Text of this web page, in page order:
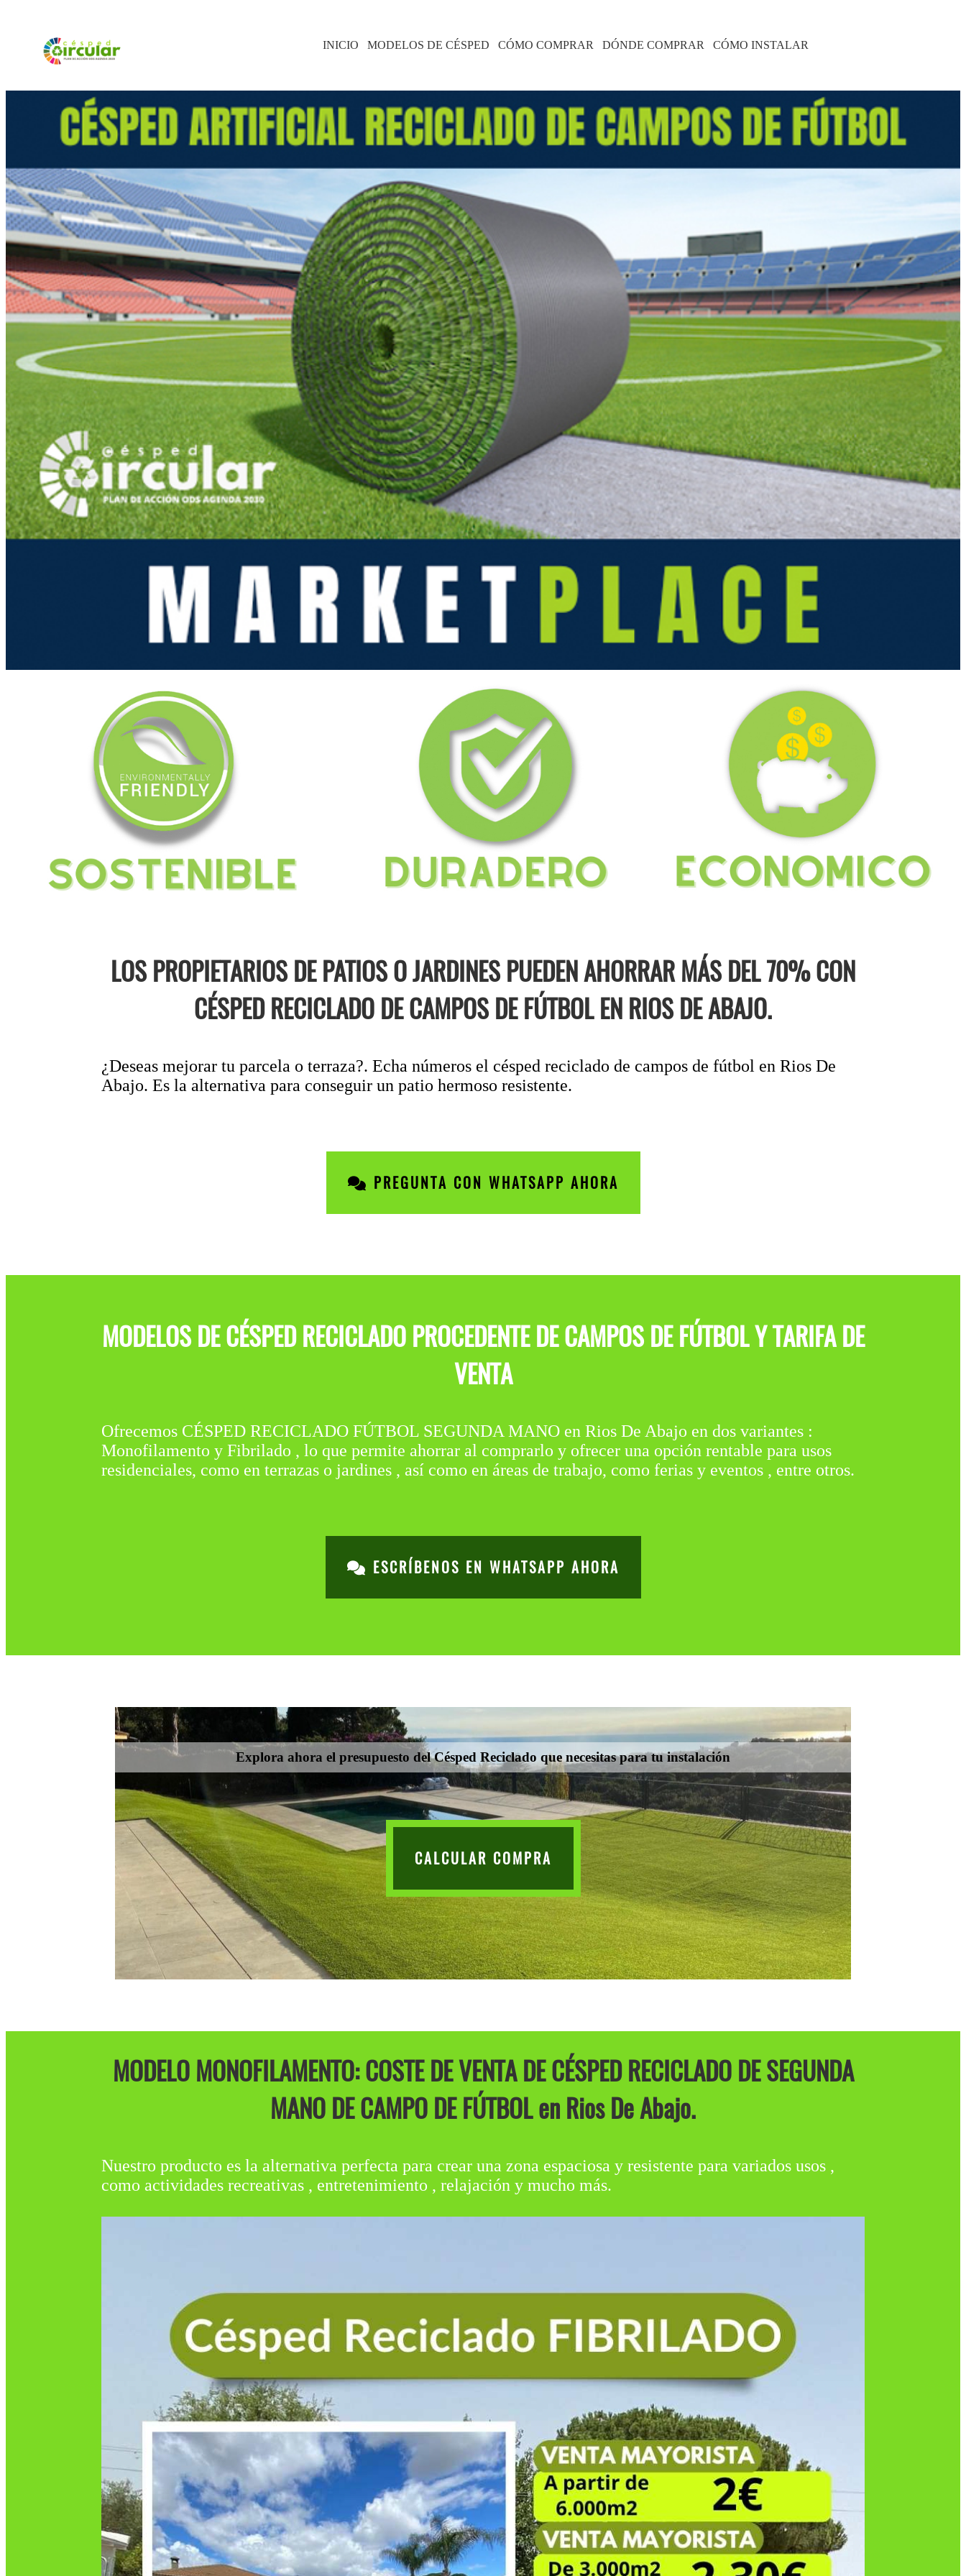
INICIO MODELOS DE CÉSPED CÓMO COMPRAR DÓNDE COMPRAR CÓMO INSTALAR
LOS PROPIETARIOS DE PATIOS O JARDINES PUEDEN AHORRAR MÁS DEL 70% CON
CÉSPED RECICLADO DE CAMPOS DE FÚTBOL EN RIOS DE ABAJO.
¿Deseas mejorar tu parcela o terraza?. Echa números el césped reciclado de campos de fútbol en Rios De
Abajo. Es la alternativa para conseguir un patio hermoso resistente.
PREGUNTA CON WHATSAPP AHORA
MODELOS DE CÉSPED RECICLADO PROCEDENTE DE CAMPOS DE FÚTBOL Y TARIFA DE
VENTA
Ofrecemos CÉSPED RECICLADO FÚTBOL SEGUNDA MANO en Rios De Abajo en dos variantes :
Monofilamento y Fibrilado , lo que permite ahorrar al comprarlo y ofrecer una opción rentable para usos
residenciales, como en terrazas o jardines , así como en áreas de trabajo, como ferias y eventos , entre otros.
ESCRÍBENOS EN WHATSAPP AHORA
Explora ahora el presupuesto del Césped Reciclado que necesitas para tu instalación
CALCULAR COMPRA
MODELO MONOFILAMENTO: COSTE DE VENTA DE CÉSPED RECICLADO DE SEGUNDA
MANO DE CAMPO DE FÚTBOL en Rios De Abajo.
Nuestro producto es la alternativa perfecta para crear una zona espaciosa y resistente para variados usos ,
como actividades recreativas , entretenimiento , relajación y mucho más.